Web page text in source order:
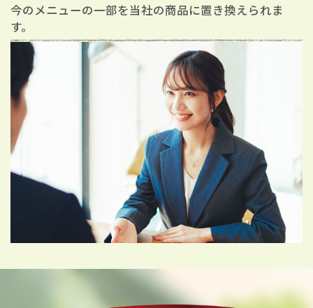
今のメニューの一部を当社の商品に置き換えられま
す。